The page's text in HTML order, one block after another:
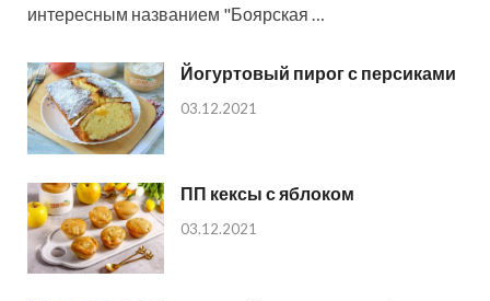
интересным названием "Боярская …
Йогуртовый пирог с персиками
03.12.2021
ПП кексы с яблоком
03.12.2021